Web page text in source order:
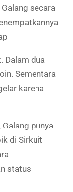
secara
Dalam dua
Sementara
karena
punya
di Sirkuit
status